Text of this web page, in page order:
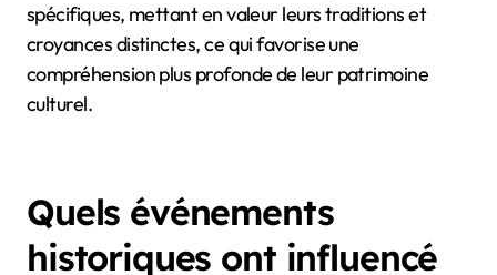
spécifiques, mettant en valeur leurs traditions et
croyances distinctes, ce qui favorise une
compréhension plus profonde de leur patrimoine
culturel.